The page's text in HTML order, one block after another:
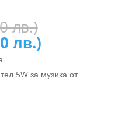
лв.)
(600.00
лв.)Текущата
е:
204.52 €
5W за музика от